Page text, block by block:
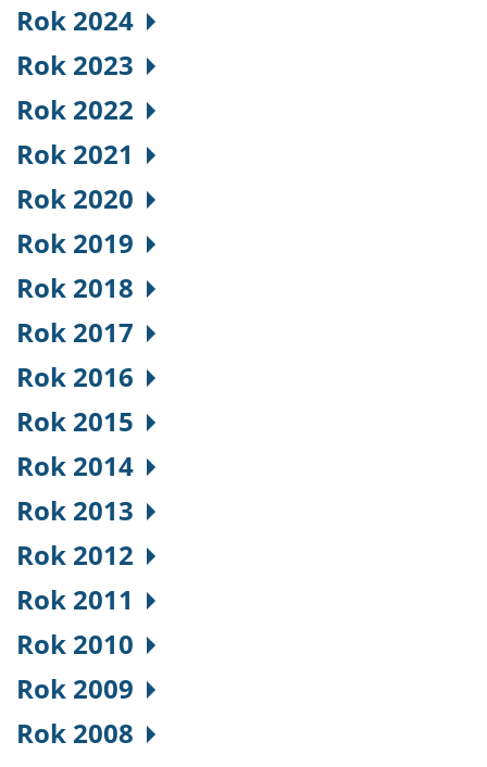
Rok 2024
Rok 2023
Rok 2022
Rok 2021
Rok 2020
Rok 2019
Rok 2018
Rok 2017
Rok 2016
Rok 2015
Rok 2014
Rok 2013
Rok 2012
Rok 2011
Rok 2010
Rok 2009
Rok 2008